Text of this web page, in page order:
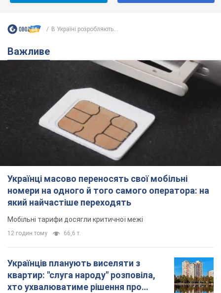
В Україні розробляють...
Важливе
Українці масово переносять свої мобільні
номери на одного й того самого оператора: на
який найчастіше переходять
Мобільні тарифи досягли критичної межі
12 годин тому 66,6 т.
Українців планують виселяти з
квартир: "слуга народу" розповіла,
хто ухвалюватиме рішення про